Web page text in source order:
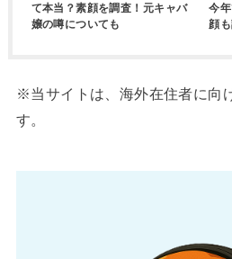
て本当？素顔を調査！元キャバ
嬢の噂についても
今
顔も
※当サイトは、海外在住者に向
す。